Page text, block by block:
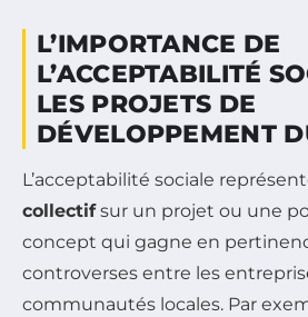
L’IMPORTANCE DE
L’ACCEPTABILITÉ
LES PROJETS DE
DÉVELOPPEMENT
L’acceptabilité sociale
collectifsur un projet ou une
concept qui gagne en
controverses entre les
communautés locales. Par